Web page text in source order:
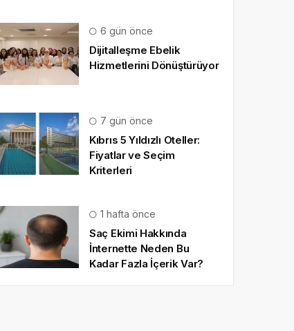
6 gün önce
Dijitalleşme Ebelik
Hizmetlerini Dönüştürüyor
7 gün önce
Kıbrıs 5 Yıldızlı Oteller:
Fiyatlar ve Seçim
Kriterleri
1 hafta önce
Saç Ekimi Hakkında
İnternette Neden Bu
Kadar Fazla İçerik Var?